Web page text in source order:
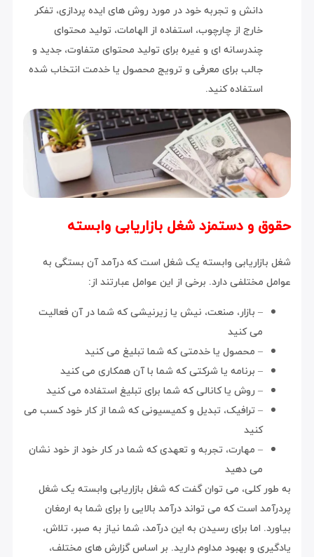
دانش و تجربه خود در مورد روش های ایده پردازی، تفکر
خارج از چارچوب، استفاده از الهامات، تولید محتوای
چندرسانه ای و غیره برای تولید محتوای متفاوت، جدید و
جالب برای معرفی و ترویج محصول یا خدمت انتخاب شده
استفاده کنید.
حقوق و دستمزد شغل بازاریابی وابسته
شغل بازاریابی وابسته یک شغل است که درآمد آن بستگی به
عوامل مختلفی دارد. برخی از این عوامل عبارتند از:
– بازار، صنعت، نیش یا زیرنیشی که شما در آن فعالیت
می کنید
– محصول یا خدمتی که شما تبلیغ می کنید
– برنامه یا شرکتی که شما با آن همکاری می کنید
– روش یا کانالی که شما برای تبلیغ استفاده می کنید
– ترافیک، تبدیل و کمیسیونی که شما از کار خود کسب می
کنید
– مهارت، تجربه و تعهدی که شما در کار خود از خود نشان
می دهید
به طور کلی، می توان گفت که شغل بازاریابی وابسته یک شغل
پردرآمد است که می تواند درآمد بالایی را برای شما به ارمغان
بیاورد. اما برای رسیدن به این درآمد، شما نیاز به صبر، تلاش،
یادگیری و بهبود مداوم دارید. بر اساس گزارش های مختلف،